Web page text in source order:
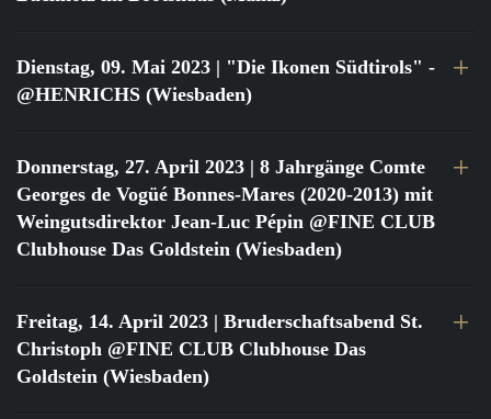
Dienstag, 09. Mai 2023 | "Die Ikonen Südtirols" -
@HENRICHS (Wiesbaden)
Donnerstag, 27. April 2023 | 8 Jahrgänge Comte
Georges de Vogüé Bonnes-Mares (2020-2013) mit
Weingutsdirektor Jean-Luc Pépin @FINE CLUB
Clubhouse Das Goldstein (Wiesbaden)
Freitag, 14. April 2023 | Bruderschaftsabend St.
Christoph @FINE CLUB Clubhouse Das
Goldstein (Wiesbaden)